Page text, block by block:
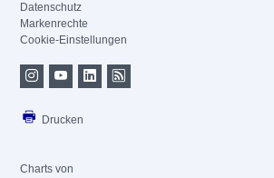
Datenschutz
Markenrechte
Cookie-Einstellungen
Drucken
Charts von